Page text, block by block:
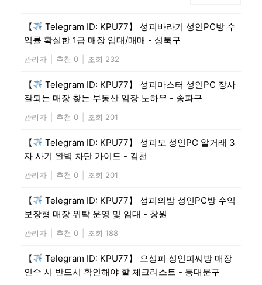
【
Telegram ID: KPU77】 성피바라기 성인PC방 수
익률 확실한 1급 매장 임대/매매 - 성북구
관리자 추천 0 조회 232
【
Telegram ID: KPU77】 성피마스터 성인PC 장사
잘되는 매장 찾는 부동산 임장 노하우 - 송파구
관리자 추천 0 조회 201
【
Telegram ID: KPU77】 성피모 성인PC 알거래 3
자 사기 완벽 차단 가이드 - 김천
관리자 추천 0 조회 201
【
Telegram ID: KPU77】 성피의밤 성인PC방 수익
보장형 매장 위탁 운영 및 임대 - 창원
관리자 추천 0 조회 188
【
Telegram ID: KPU77】 오성피 성인피씨방 매장
인수 시 반드시 확인해야 할 체크리스트 - 동대문구